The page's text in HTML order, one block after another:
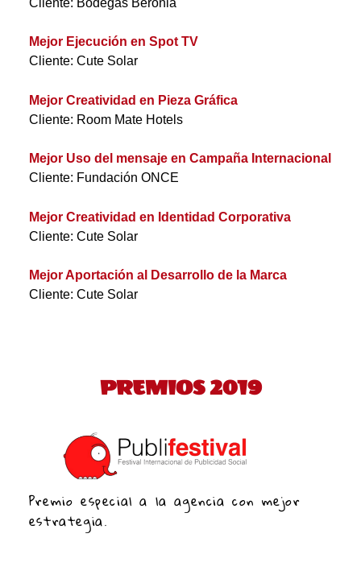
Cliente: Bodegas Beronia
Mejor Ejecución en Spot TV
Cliente: Cute Solar
Mejor Creatividad en Pieza Gráfica
Cliente: Room Mate Hotels
Mejor Uso del mensaje en Campaña Internacional
Cliente: Fundación ONCE
Mejor Creatividad en Identidad Corporativa
Cliente: Cute Solar
Mejor Aportación al Desarrollo de la Marca
Cliente: Cute Solar
PREMIOS 2019
Premio especial a la agencia con mejor
estrategia.